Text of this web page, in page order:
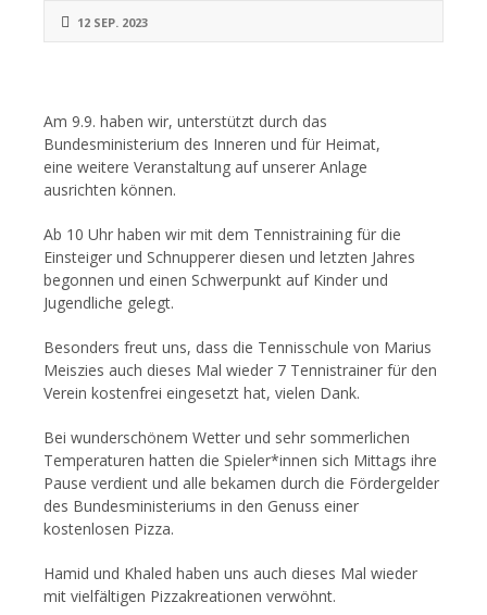
12 SEP. 2023
Am 9.9. haben wir, unterstützt durch das
Bundesministerium des Inneren und für Heimat,
eine weitere Veranstaltung auf unserer Anlage
ausrichten können.
Ab 10 Uhr haben wir mit dem Tennistraining für die
Einsteiger und Schnupperer diesen und letzten Jahres
begonnen und einen Schwerpunkt auf Kinder und
Jugendliche gelegt.
Besonders freut uns, dass die Tennisschule von Marius
Meiszies auch dieses Mal wieder 7 Tennistrainer für den
Verein kostenfrei eingesetzt hat, vielen Dank.
Bei wunderschönem Wetter und sehr sommerlichen
Temperaturen hatten die Spieler*innen sich Mittags ihre
Pause verdient und alle bekamen durch die Fördergelder
des Bundesministeriums in den Genuss einer
kostenlosen Pizza.
Hamid und Khaled haben uns auch dieses Mal wieder
mit vielfältigen Pizzakreationen verwöhnt.